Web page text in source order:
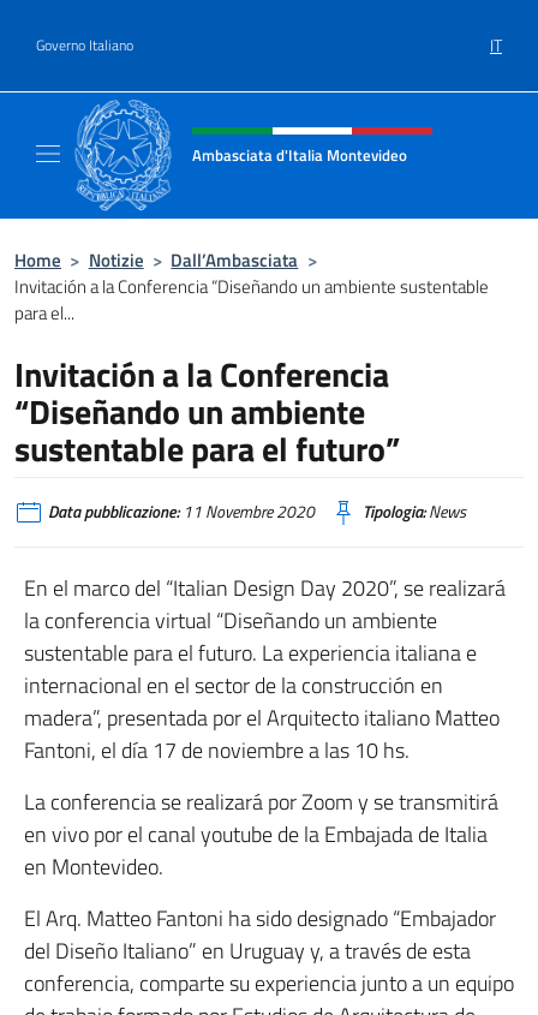
Governo Italiano IT
Intestazione sito, social e menù
Ambasciata d'Italia Montevideo
Home > Notizie > Dall’Ambasciata >
Invitación a la Conferencia “Diseñando un ambiente sustentable
para el...
Invitación a la Conferencia
“Diseñando un ambiente
sustentable para el futuro”
Data pubblicazione:11 Novembre 2020 Tipologia:News
En el marco del “Italian Design Day 2020”, se realizará
la conferencia virtual “Diseñando un ambiente
sustentable para el futuro. La experiencia italiana e
internacional en el sector de la construcción en
madera”, presentada por el Arquitecto italiano Matteo
Fantoni, el día 17 de noviembre a las 10 hs.
La conferencia se realizará por Zoom y se transmitirá
en vivo por el canal youtube de la Embajada de Italia
en Montevideo.
El Arq. Matteo Fantoni ha sido designado “Embajador
del Diseño Italiano” en Uruguay y, a través de esta
conferencia, comparte su experiencia junto a un equipo